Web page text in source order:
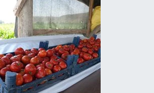
Kim kimdir?
Kültür Sanat
Sağlık
Siyaset